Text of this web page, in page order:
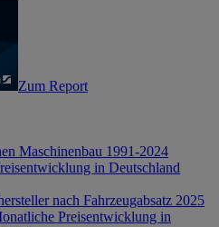
Zum Report
Maschinenbau 1991-2024
in Deutschland
nach Fahrzeugabsatz 2025
Preisentwicklung in